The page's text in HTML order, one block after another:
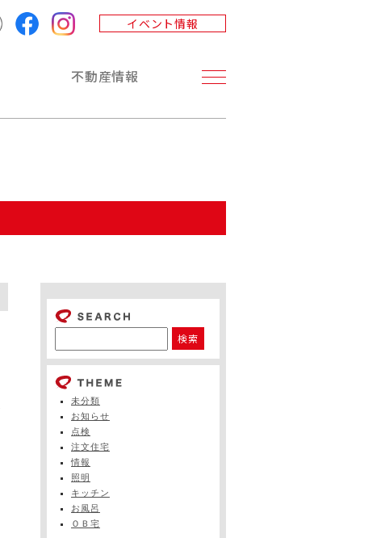
イベント情報
不動産情報
未分類
お知らせ
点検
注文住宅
情報
照明
キッチン
お風呂
ＯＢ宅